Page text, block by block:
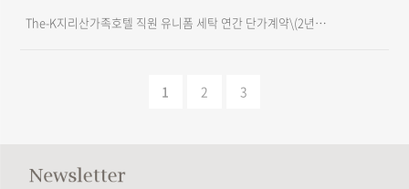
The-K지리산가족호텔 직원 유니폼 세탁 연간 단가계약\(2년\) 재입찰 공고
1 2 3